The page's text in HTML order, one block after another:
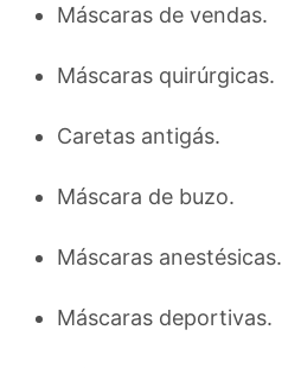
Máscaras de vendas.
Máscaras quirúrgicas.
Caretas antigás.
Máscara de buzo.
Máscaras anestésicas.
Máscaras deportivas.